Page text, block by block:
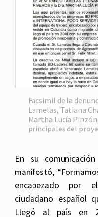
Facsimil de la
Lamelas, Tatiana
Martha Lucía
principales del
En su
manifestó,
encabezado por
ciudadano español
Llegó al país en